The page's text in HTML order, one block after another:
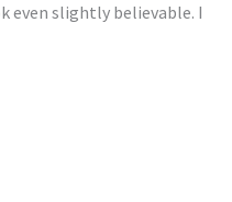
even slightly believable. I